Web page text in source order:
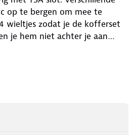
op te bergen om mee te
wieltjes zodat je de kofferset
je hem niet achter je aan